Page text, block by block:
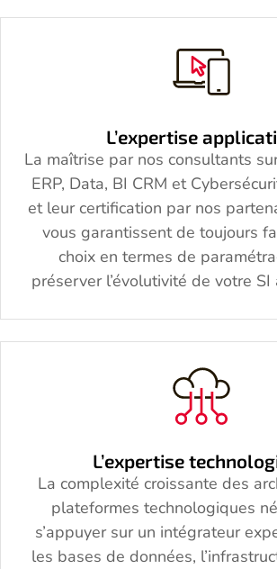
L’expertise
La maîtrise par nos consultants
ERP, Data, BI CRM et
et leur certification par nos
vous garantissent de toujours
choix en termes de
préserver l’évolutivité de votre
L’expertise
La complexité croissante des
plateformes technologiques
s’appuyer sur un intégrateur
les bases de données,